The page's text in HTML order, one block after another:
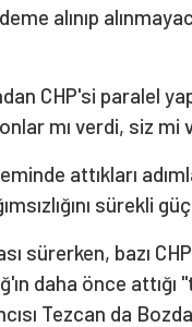
alınıp
CHP'si paralel
mı verdi, siz mi
attıkları
sürekli
sürerken, bazı
daha önce
Tezcan da